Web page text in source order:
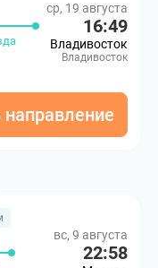
ср, 19 августа
16:49
Владивосток
Владивосток
вс, 9 августа
22:58